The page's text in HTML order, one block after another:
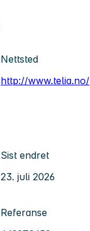
Nettsted
http://www.telia.no/
Sist endret
23. juli 2026
Referanse